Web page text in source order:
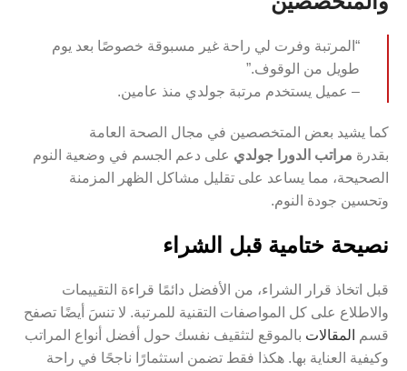
“المرتبة وفرت لي راحة غير مسبوقة خصوصًا بعد يوم
طويل من الوقوف.”
– عميل يستخدم مرتبة جولدي منذ عامين.
كما يشيد بعض المتخصصين في مجال الصحة العامة
بقدرة مراتب الدورا جولدي على دعم الجسم في وضعية النوم
الصحيحة، مما يساعد على تقليل مشاكل الظهر المزمنة
وتحسين جودة النوم.
نصيحة ختامية قبل الشراء
قبل اتخاذ قرار الشراء، من الأفضل دائمًا قراءة التقييمات
والاطلاع على كل المواصفات التقنية للمرتبة. لا تنسَ أيضًا تصفح
قسم
المقالات بالموقع لتثقيف نفسك حول أفضل أنواع المراتب
وكيفية العناية بها. هكذا فقط تضمن استثمارًا ناجحًا في راحة